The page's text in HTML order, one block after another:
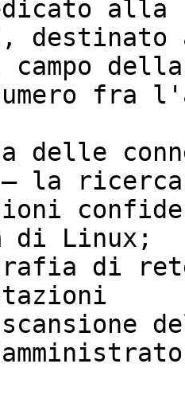
destinato
fra
delle
la ricerca
di Linux;
di
scansione